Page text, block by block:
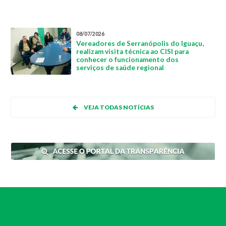
08/07/2026
Vereadores de Serranópolis do Iguaçu,
realizam visita técnica ao CISI para
conhecer o funcionamento dos
serviços de saúde regional
VEJA TODAS NOTÍCIAS